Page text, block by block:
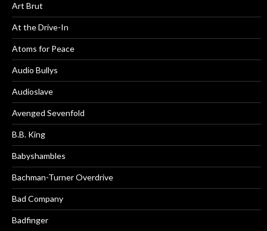
Art Brut
At the Drive-In
Atoms for Peace
Audio Bullys
Audioslave
Avenged Sevenfold
B.B. King
Babyshambles
Bachman-Turner Overdrive
Bad Company
Badfinger